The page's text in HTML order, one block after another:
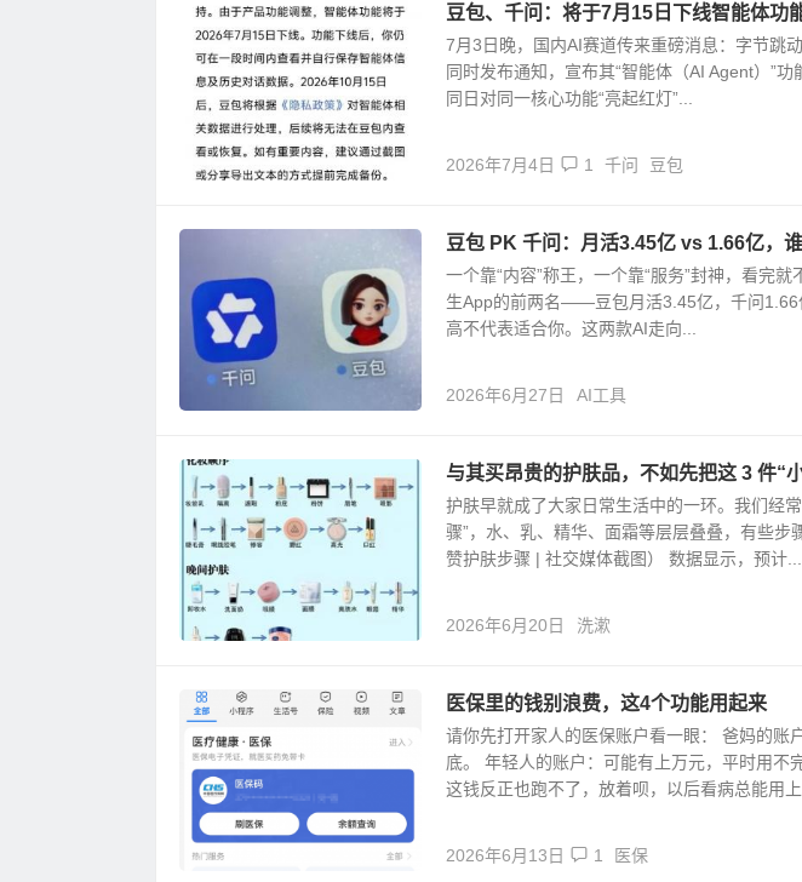
豆包、千问：将于7月15日下线智能体功
7月3日晚，国内AI赛道传来重磅消息：字节跳
同时发布通知，宣布其“智能体（AI Agent）”
同日对同一核心功能“亮起红灯”...
2026年7月4日 1 千问 豆包
豆包 PK 千问：月活3.45亿 vs 1.66亿，
一个靠“内容”称王，一个靠“服务”封神，看完
生App的前两名——豆包月活3.45亿，千问1.66
高不代表适合你。这两款AI走向...
2026年6月27日 AI工具
与其买昂贵的护肤品，不如先把这 3 件“
护肤早就成了大家日常生活中的一环。我们经
骤”，水、乳、精华、面霜等层层叠叠，有些步
赞护肤步骤 | 社交媒体截图） 数据显示，预计...
2026年6月20日 洗漱
医保里的钱别浪费，这4个功能用起来
请你先打开家人的医保账户看一眼： 爸妈的账
底。 年轻人的账户：可能有上万元，平时用不
这钱反正也跑不了，放着呗，以后看病总能用上
2026年6月13日 1 医保